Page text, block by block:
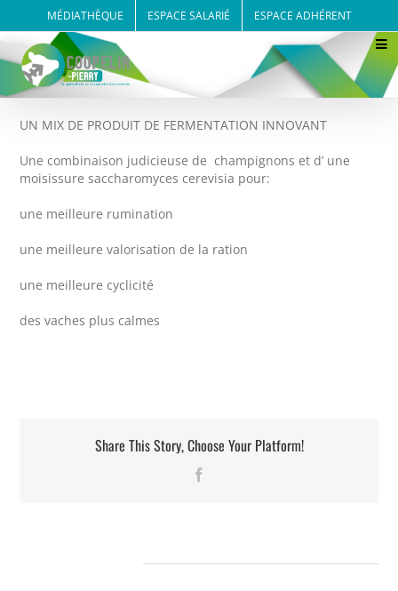
contenu
MÉDIATHÈQUE ESPACE SALARIÉ ESPACE ADHÉRENT
UN MIX DE PRODUIT DE FERMENTATION INNOVANT
Une combinaison judicieuse de champignons et d’ une
moisissure saccharomyces cerevisia pour:
une meilleure rumination
une meilleure valorisation de la ration
une meilleure cyclicité
des vaches plus calmes
Share This Story, Choose Your Platform!